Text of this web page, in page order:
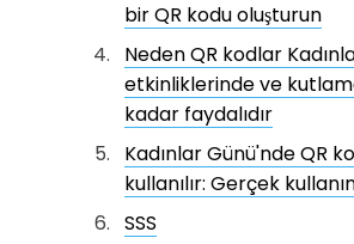
bir QR kodu oluşturun
Neden QR kodlar
etkinliklerinde ve
kadar faydalıdır
Kadınlar Günü'nde QR
kullanılır: Gerçek
SSS